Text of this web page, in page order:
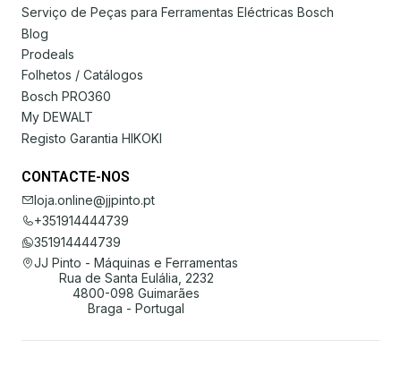
Serviço de Peças para Ferramentas Eléctricas Bosch
Blog
Prodeals
Folhetos / Catálogos
Bosch PRO360
My DEWALT
Registo Garantia HIKOKI
CONTACTE-NOS
loja.online@jjpinto.pt
+351914444739
351914444739
JJ Pinto - Máquinas e Ferramentas
Rua de Santa Eulália, 2232
4800-098 Guimarães
Braga - Portugal